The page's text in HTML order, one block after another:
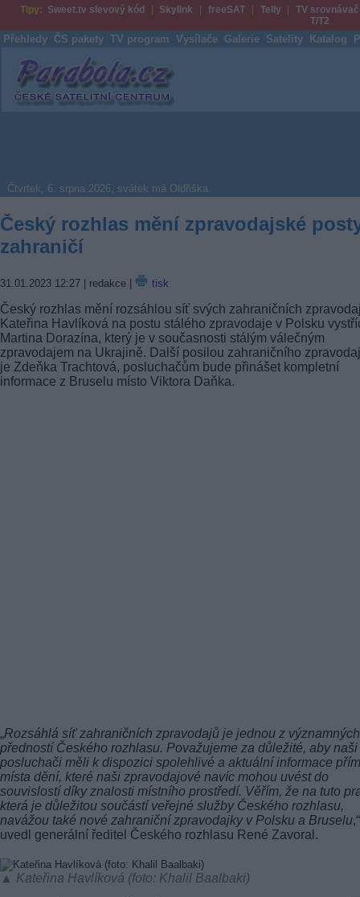
Tipy: Sweet.tv slevový kód Skylink freeSAT Telly
TV srovnávač
T/T2
Přehledy ČS pakety TV program Vysílače Galerie Satelity Katalog
Parabola.cz
Čtvrtek, 6. srpna 2026, svátek má Oldřiška
Český rozhlas mění zpravodajské
zahraničí
31.01.2023 12:27 | redakce | tisk
Český rozhlas mění rozsáhlou síť svých zahraničních
Kateřina Havlíková na postu stálého zpravodaje v Polsku
Martina Dorazína, který je v současnosti stálým válečným
zpravodajem na Ukrajině. Další posilou zahraničního
je Zdeňka Trachtová, posluchačům bude přinášet kompletní
informace z Bruselu místo Viktora Daňka.
„Rozsáhlá síť zahraničních zpravodajů je jednou z významných
předností Českého rozhlasu. Považujeme za důležité, aby naši
posluchači měli k dispozici spolehlivé a aktuální informace
místa dění, které naši zpravodajové navíc mohou uvést do
souvislostí díky znalosti místního prostředí. Věřím, že na tuto
která je důležitou součástí veřejné služby Českého rozhlasu,
navážou také nové zahraniční zpravodajky v Polsku a Bruselu,“
uvedl generální ředitel Českého rozhlasu René Zavoral.
▲ Kateřina Havlíková (foto: Khalil Baalbaki)